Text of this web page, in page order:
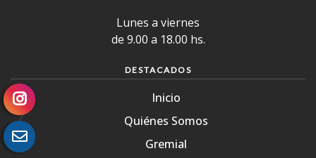
Lunes a viernes
de 9.00 a 18.00 hs.
DESTACADOS
Inicio
Quiénes Somos
Gremial